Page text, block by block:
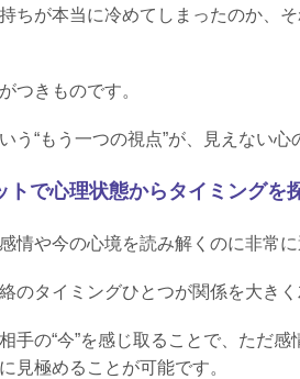
ちが本当に冷めてしまったのか、
つきものです。
う“もう一つの視点”が、見えない心
で心理状態からタイミングを
情や今の心境を読み解くのに非常に
のタイミングひとつが関係を大き
手の“今”を感じ取ることで、ただ
見極めることが可能です。